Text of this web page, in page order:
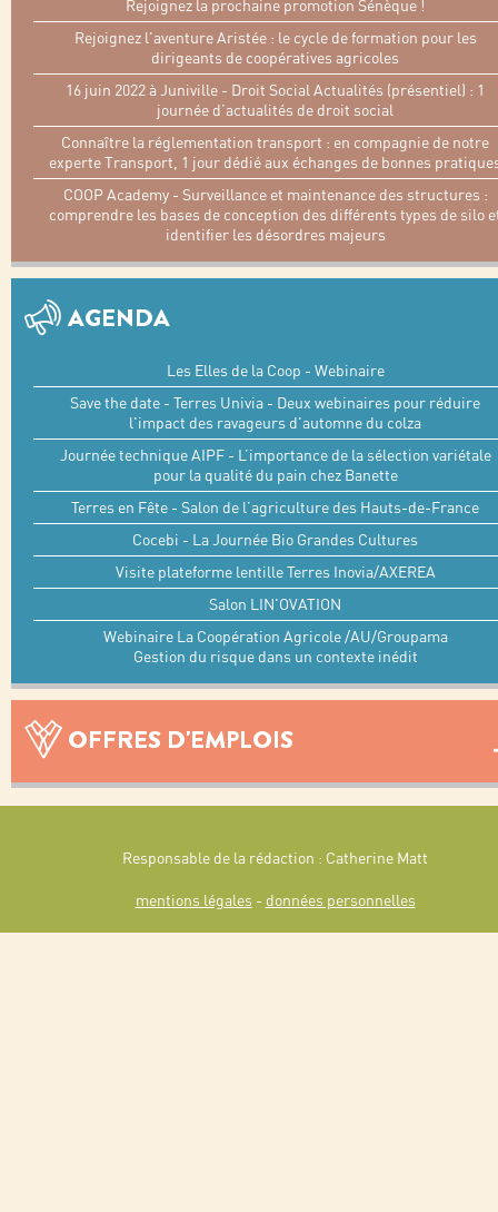
Rejoignez la prochaine promotion Sénèque !
Rejoignez l'aventure Aristée : le cycle de formation pour les
dirigeants de coopératives agricoles
16 juin 2022 à Juniville - Droit Social Actualités (présentiel) : 1
journée d’actualités de droit social
Connaître la réglementation transport : en compagnie de notre
experte Transport, 1 jour dédié aux échanges de bonnes
COOP Academy - Surveillance et maintenance des structures :
comprendre les bases de conception des différents types de silo
identifier les désordres majeurs
AGENDA
Les Elles de la Coop - Webinaire
Save the date - Terres Univia - Deux webinaires pour réduire
l'impact des ravageurs d'automne du colza
Journée technique AIPF - L’importance de la sélection variétale
pour la qualité du pain chez Banette
Terres en Fête - Salon de l’agriculture des Hauts-de-France
Cocebi - La Journée Bio Grandes Cultures
Visite plateforme lentille Terres Inovia/AXEREA
Salon LIN'OVATION
Webinaire La Coopération Agricole /AU/Groupama
Gestion du risque dans un contexte inédit
OFFRES D'EMPLOIS
Responsable de la rédaction : Catherine Matt
mentions légales - données personnelles